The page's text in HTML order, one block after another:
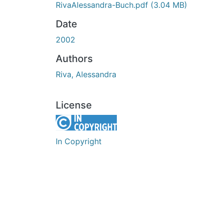
RivaAlessandra-Buch.pdf (3.04 MB)
Date
2002
Authors
Riva, Alessandra
License
In Copyright